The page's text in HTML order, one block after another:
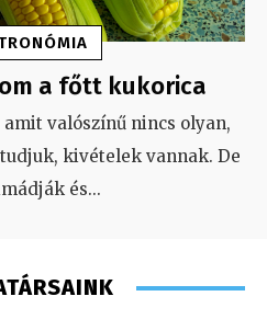
a főtt kukorica
amit valószínű nincs olyan,
kivételek vannak. De
és...